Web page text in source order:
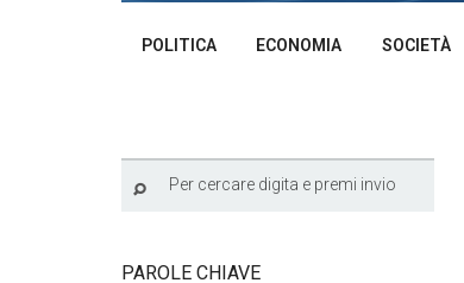
POLITICA ECONOMIA SOCIETÀ
PAROLE CHIAVE